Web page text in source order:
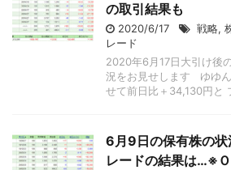
の取引結果も
2020/6/17 戦略,
レード
2020年6月17日大引け後
況をお見せします ゆゆ
せて前日比＋34,130円と
6月9日の保有株の状
レードの結果は…※